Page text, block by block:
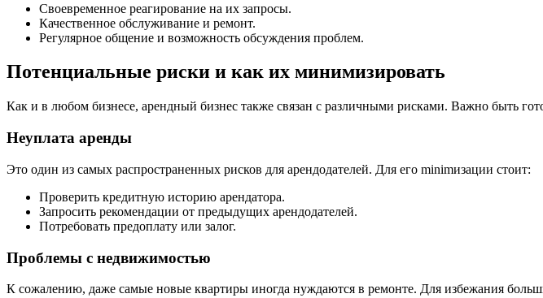
Своевременное реагирование на их запросы.
Качественное обслуживание и ремонт.
Регулярное общение и возможность обсуждения проблем.
Потенциальные риски и как их минимизировать
Как и в любом бизнесе, арендный бизнес также связан с различными рисками. Важно быть
Неуплата аренды
Это один из самых распространенных рисков для арендодателей. Для его minimизации стоит:
Проверить кредитную историю арендатора.
Запросить рекомендации от предыдущих арендодателей.
Потребовать предоплату или залог.
Проблемы с недвижимостью
К сожалению, даже самые новые квартиры иногда нуждаются в ремонте. Для избежания